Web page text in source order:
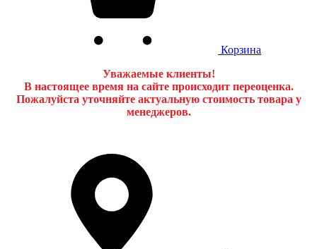
Корзина
Уважаемые клиенты!
В настоящее время на сайте происходит переоценка.
Пожалуйста уточняйте актуальную стоимость товара у
менеджеров.